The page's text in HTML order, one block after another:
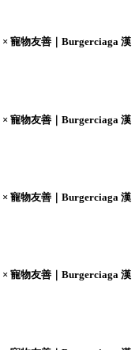
× 寵物友善｜Burgerciaga 漢
× 寵物友善｜Burgerciaga 漢
× 寵物友善｜Burgerciaga 漢
× 寵物友善｜Burgerciaga 漢